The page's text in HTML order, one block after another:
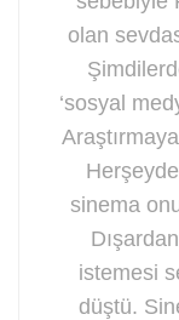
olan
‘sosyal
sinema
istemesi
düştü.